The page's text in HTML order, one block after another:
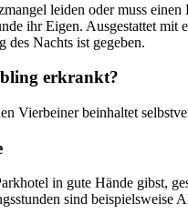
leiden oder muss
ihr Eigen. Ausgestattet mit
Nachts ist gegeben.
erkrankt?
Vierbeiner beinhaltet
in gute Hände gibst,
sind beispielsweise